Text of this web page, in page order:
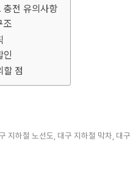
충전 유의사항
조
인
할 점